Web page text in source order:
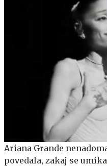
Ariana Grande
povedala, zakaj se umika